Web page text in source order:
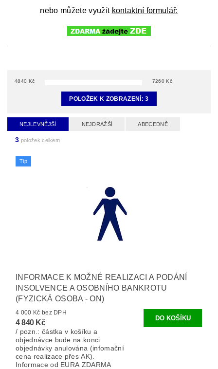
nebo můžete využít kontaktní formulář:
4840 Kč 7260 Kč
POLOŽEK K ZOBRAZENÍ:3
NEJLEVNĚJŠÍ NEJDRAŽŠÍ ABECEDNĚ
3 položek celkem
Tip
INFORMACE K MOŽNÉ REALIZACI A PODÁNÍ
INSOLVENCE A OSOBNÍHO BANKROTU
(FYZICKÁ OSOBA - ON)
4 000 Kč bez DPH
4 840 Kč
/ pozn.: částka v košíku a
objednávce bude na konci
objednávky anulována (infomační
cena realizace přes AK).
Informace od EURA ZDARMA